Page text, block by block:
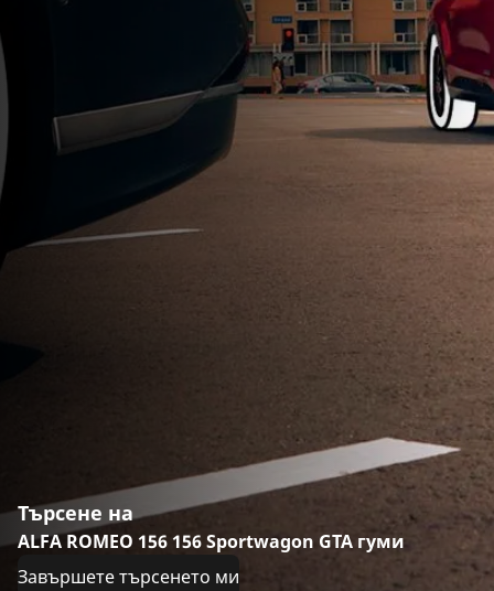
Търсене на
ALFA ROMEO 156 156 Sportwagon GTA гуми
Завършете търсенето ми